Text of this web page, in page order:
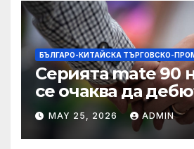
БЪЛГАРО-КИТАЙСКА ТЪРГОВСКО-
Серията mate 90
се очаква да
нов чип Kirin тази
TechNode
MAY 25, 2026 ADMIN